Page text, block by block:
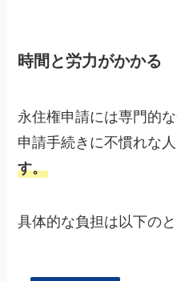
時間と労力がかかる
永住権申請には専門的
申請手続きに不慣れな
す。
具体的な負担は以下のと